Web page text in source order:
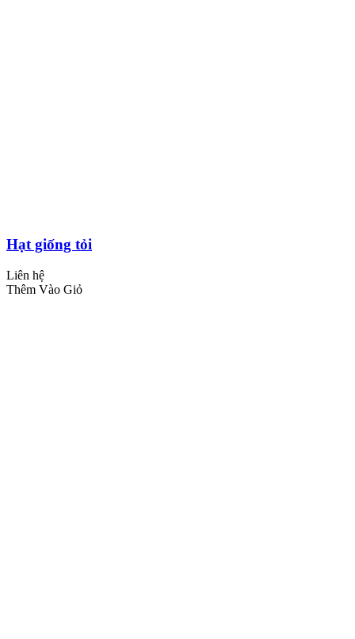
Hạt giống tỏi
Liên hệ
Thêm Vào Giỏ